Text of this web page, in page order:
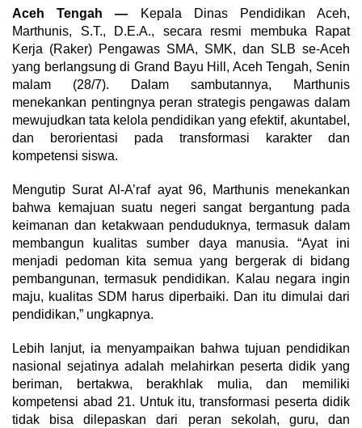
Aceh Tengah — Kepala Dinas Pendidikan Aceh,
Marthunis, S.T., D.E.A., secara resmi membuka Rapat
Kerja (Raker) Pengawas SMA, SMK, dan SLB se-Aceh
yang berlangsung di Grand Bayu Hill, Aceh Tengah, Senin
malam (28/7). Dalam sambutannya, Marthunis
menekankan pentingnya peran strategis pengawas dalam
mewujudkan tata kelola pendidikan yang efektif, akuntabel,
dan berorientasi pada transformasi karakter dan
kompetensi siswa.
Mengutip Surat Al-A’raf ayat 96, Marthunis menekankan
bahwa kemajuan suatu negeri sangat bergantung pada
keimanan dan ketakwaan penduduknya, termasuk dalam
membangun kualitas sumber daya manusia. “Ayat ini
menjadi pedoman kita semua yang bergerak di bidang
pembangunan, termasuk pendidikan. Kalau negara ingin
maju, kualitas SDM harus diperbaiki. Dan itu dimulai dari
pendidikan,” ungkapnya.
Lebih lanjut, ia menyampaikan bahwa tujuan pendidikan
nasional sejatinya adalah melahirkan peserta didik yang
beriman, bertakwa, berakhlak mulia, dan memiliki
kompetensi abad 21. Untuk itu, transformasi peserta didik
tidak bisa dilepaskan dari peran sekolah, guru, dan